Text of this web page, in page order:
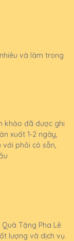
và làm trong
khảo đã được ghi
xuất 1-2 ngày,
với phôi có sẵn,
Tặng Pha Lê
lượng và dịch vụ.